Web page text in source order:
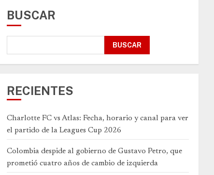
BUSCAR
BUSCAR
RECIENTES
Charlotte FC vs Atlas: Fecha, horario y canal para ver
el partido de la Leagues Cup 2026
Colombia despide al gobierno de Gustavo Petro, que
prometió cuatro años de cambio de izquierda